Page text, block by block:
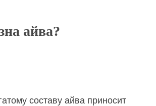
айва?
составу айва приносит